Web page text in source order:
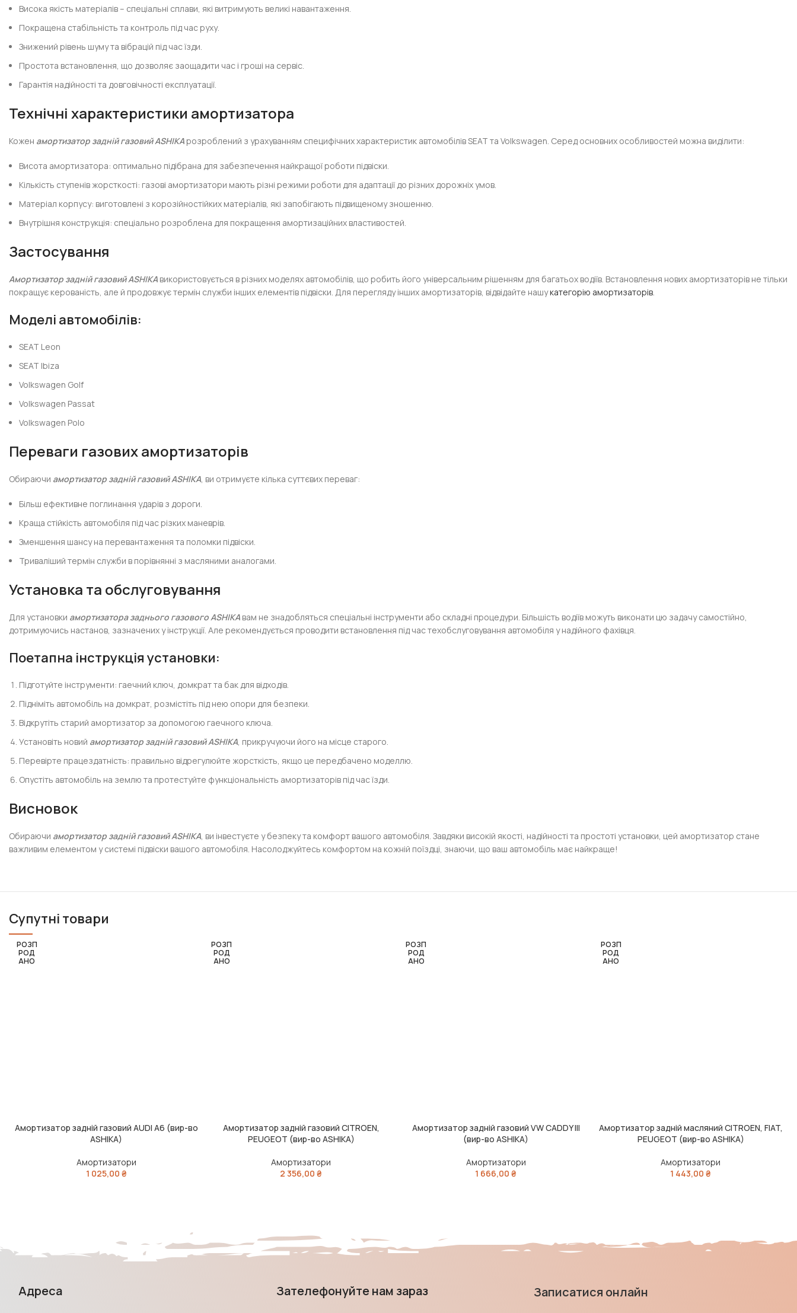
Висока якість матеріалів – спеціальні сплави, які витримують великі навантаження.
Покращена стабільність та контроль під час руху.
Знижений рівень шуму та вібрацій під час їзди.
Простота встановлення, що дозволяє заощадити час і гроші на сервіс.
Гарантія надійності та довговічності експлуатації.
Технічні характеристики амортизатора
Кожен амортизатор задній газовий ASHIKAрозроблений з урахуванням специфічних характеристик автомобілів SEAT та Volkswagen. Серед основних особливостей можна виділити:
Висота амортизатора: оптимально підібрана для забезпечення найкращої роботи підвіски.
Кількість ступенів жорсткості: газові амортизатори мають різні режими роботи для адаптації до різних дорожніх умов.
Матеріал корпусу: виготовлені з корозійностійких матеріалів, які запобігають підвищеному зношенню.
Внутрішня конструкція: спеціально розроблена для покращення амортизаційних властивостей.
Застосування
Амортизатор задній газовий ASHIKA використовується в різних моделях автомобілів, що робить його універсальним рішенням для багатьох водіїв. Встановлення нових амортизаторів не тільки
покращує керованість, але й продовжує термін служби інших елементів підвіски. Для перегляду інших амортизаторів, відвідайте нашукатегорію амортизаторів.
Моделі автомобілів:
SEAT Leon
SEAT Ibiza
Volkswagen Golf
Volkswagen Passat
Volkswagen Polo
Переваги газових амортизаторів
Обираючи амортизатор задній газовий ASHIKA, ви отримуєте кілька суттєвих переваг:
Більш ефективне поглинання ударів з дороги.
Краща стійкість автомобіля під час різких маневрів.
Зменшення шансу на перевантаження та поломки підвіски.
Триваліший термін служби в порівнянні з масляними аналогами.
Установка та обслуговування
Для установки амортизатора заднього газового ASHIKA вам не знадобляться спеціальні інструменти або складні процедури. Більшість водіїв можуть виконати цю задачу самостійно,
дотримуючись настанов, зазначених у інструкції. Але рекомендується проводити встановлення під час техобслуговування автомобіля у надійного фахівця.
Поетапна інструкція установки:
Підготуйте інструменти: гаечний ключ, домкрат та бак для відходів.
Підніміть автомобіль на домкрат, розмістіть під нею опори для безпеки.
Відкрутіть старий амортизатор за допомогою гаечного ключа.
Установіть новий амортизатор задній газовий ASHIKA, прикручуючи його на місце старого.
Перевірте працездатність: правильно відрегулюйте жорсткість, якщо це передбачено моделлю.
Опустіть автомобіль на землю та протестуйте функціональність амортизаторів під час їзди.
Висновок
Обираючи амортизатор задній газовий ASHIKA, ви інвестуєте у безпеку та комфорт вашого автомобіля. Завдяки високій якості, надійності та простоті установки, цей амортизатор стане
важливим елементом у системі підвіски вашого автомобіля. Насолоджуйтесь комфортом на кожній поїздці, знаючи, що ваш автомобіль має найкраще!
Супутні товари
РОЗП
РОД
АНО
ЧИТАТИ ДАЛІ
Амортизатор задній газовий AUDI A6 (вир-во
ASHIKA)
Амортизатори
1 025,00 ₴
РОЗП
РОД
АНО
ЧИТАТИ ДАЛІ
Амортизатор задній газовий CITROEN,
PEUGEOT (вир-во ASHIKA)
Амортизатори
2 356,00₴
РОЗП
РОД
АНО
ЧИТАТИ ДАЛІ
Амортизатор задній газовий VW CADDY III
(вир-во ASHIKA)
Амортизатори
1 666,00₴
РОЗП
РОД
АНО
ЧИТАТИ ДАЛІ
Амортизатор задній масляний CITROEN, FIAT,
PEUGEOT (вир-во ASHIKA)
Амортизатори
1 443,00₴
Адреса Зателефонуйте нам зараз Записатися онлайн